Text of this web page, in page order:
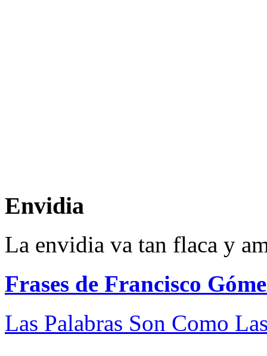
Envidia
La envidia va tan flaca y
Frases de Francisco
Las Palabras Son Como